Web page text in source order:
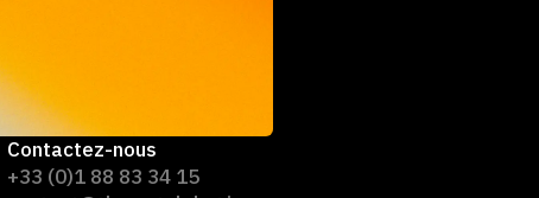
Contactez-nous
+33 (0)1 88 83 34 15